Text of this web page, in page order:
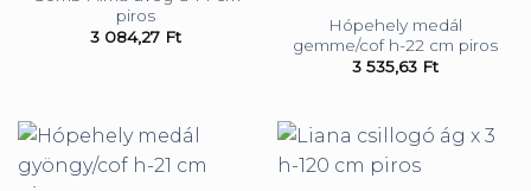
piros
3 084,27 Ft
Hópehely medál
gemme/cof h-22 cm piros
3 535,63 Ft